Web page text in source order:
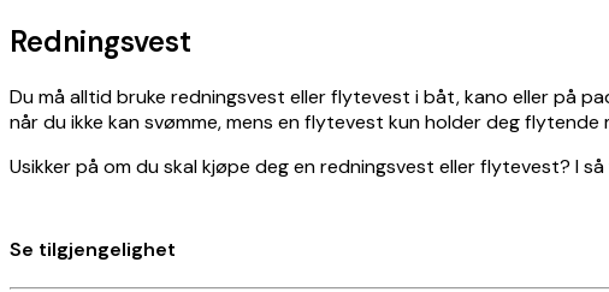
Redningsvest
Du må alltid bruke redningsvest eller flytevest i båt, kano eller på
når du ikke kan svømme, mens en flytevest kun holder deg flytende
Usikker på om du skal kjøpe deg en redningsvest eller flytevest? I
Se tilgjengelighet